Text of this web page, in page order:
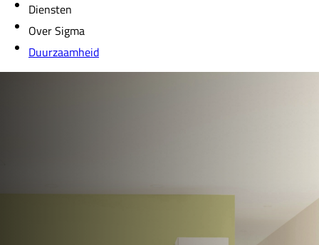
Diensten
Over Sigma
Duurzaamheid